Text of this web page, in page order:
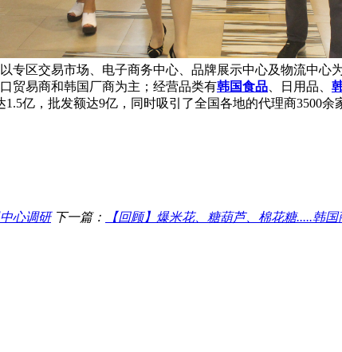
区交易市场、电子商务中心、品牌展示中心及物流中心
贸易商和韩国厂商为主；经营品类有韩国食品 ​、日用品、
1.5亿，批发额达9亿，同时吸引了全国各地的代理商3500
心调研 下一篇： 【回顾】爆米花、糖葫芦、棉花糖.....韩